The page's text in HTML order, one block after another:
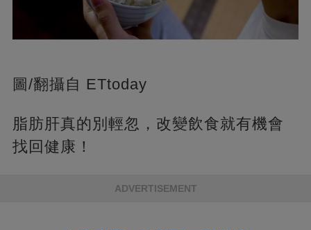
圖/翻攝自 ETtoday
脂肪肝真的別輕忽，改變飲食就有機會
找回健康！
ADVERTISEMENT